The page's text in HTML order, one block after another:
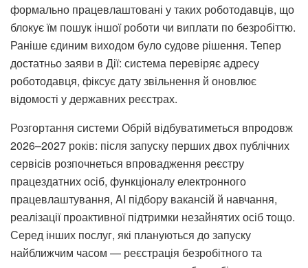
формально працевлаштовані у таких роботодавців, що
блокує їм пошук іншої роботи чи виплати по безробіттю.
Раніше єдиним виходом було судове рішення. Тепер
достатньо заяви в Дії: система перевіряє адресу
роботодавця, фіксує дату звільнення й оновлює
відомості у державних реєстрах.
Розгортання системи Обрій відбуватиметься впродовж
2026–2027 років: після запуску перших двох публічних
сервісів розпочнеться впровадження реєстру
працездатних осіб, функціоналу електронного
працевлаштування, AI підбору вакансій й навчання,
реалізації проактивної підтримки незайнятих осіб тощо.
Серед інших послуг, які плануються до запуску
найближчим часом — реєстрація безробітного та